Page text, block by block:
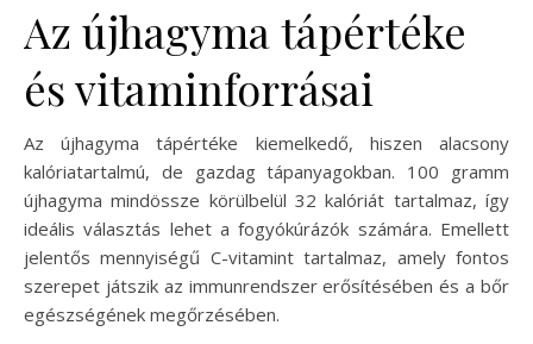
Az újhagyma tápértéke
és vitaminforrásai
Az újhagyma tápértéke kiemelkedő, hiszen alacsony
kalóriatartalmú, de gazdag tápanyagokban. 100 gramm
újhagyma mindössze körülbelül 32 kalóriát tartalmaz, így
ideális választás lehet a fogyókúrázók számára. Emellett
jelentős mennyiségű C-vitamint tartalmaz, amely fontos
szerepet játszik az immunrendszer erősítésében és a bőr
egészségének megőrzésében.